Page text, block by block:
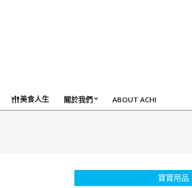
美食人生 關於我們 ABOUT ACHI
寶寶用品